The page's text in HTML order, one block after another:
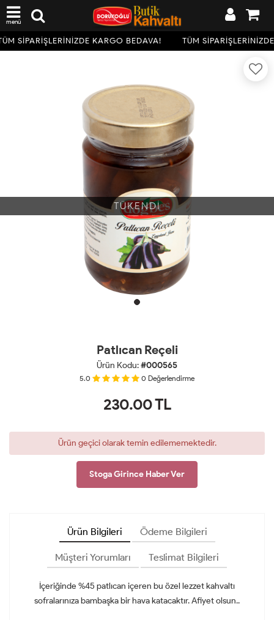
menü
SİPARİŞLERİNİZDE KARGO BEDAVA! TÜM
TÜKENDİ
Patlıcan Reçeli
Ürün Kodu:#000565
5.0 0 Değerlendirme
230.00TL
Ürün geçici olarak temin edilememektedir.
Stoga Girince Haber Ver
Ürün Bilgileri Ödeme Bilgileri
Müşteri Yorumları Teslimat Bilgileri
İçeriğinde %45 patlıcan içeren bu özel lezzet kahvaltı
sofralarınıza bambaşka bir hava katacaktır. Afiyet olsun..